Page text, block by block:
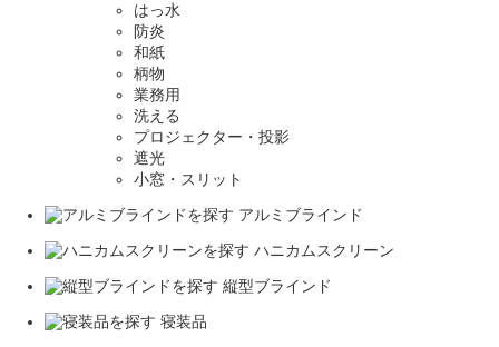
はっ水
防炎
和紙
柄物
業務用
洗える
プロジェクター・投影
遮光
小窓・スリット
アルミブラインド
ハニカムスクリーン
縦型ブラインド
寝装品